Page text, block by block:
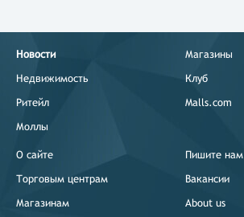
Новости
Недвижимость
Ритейл
Моллы
Магазины
Клуб
Malls.com
О сайте
Торговым центрам
Магазинам
Пишите нам
Вакансии
About us